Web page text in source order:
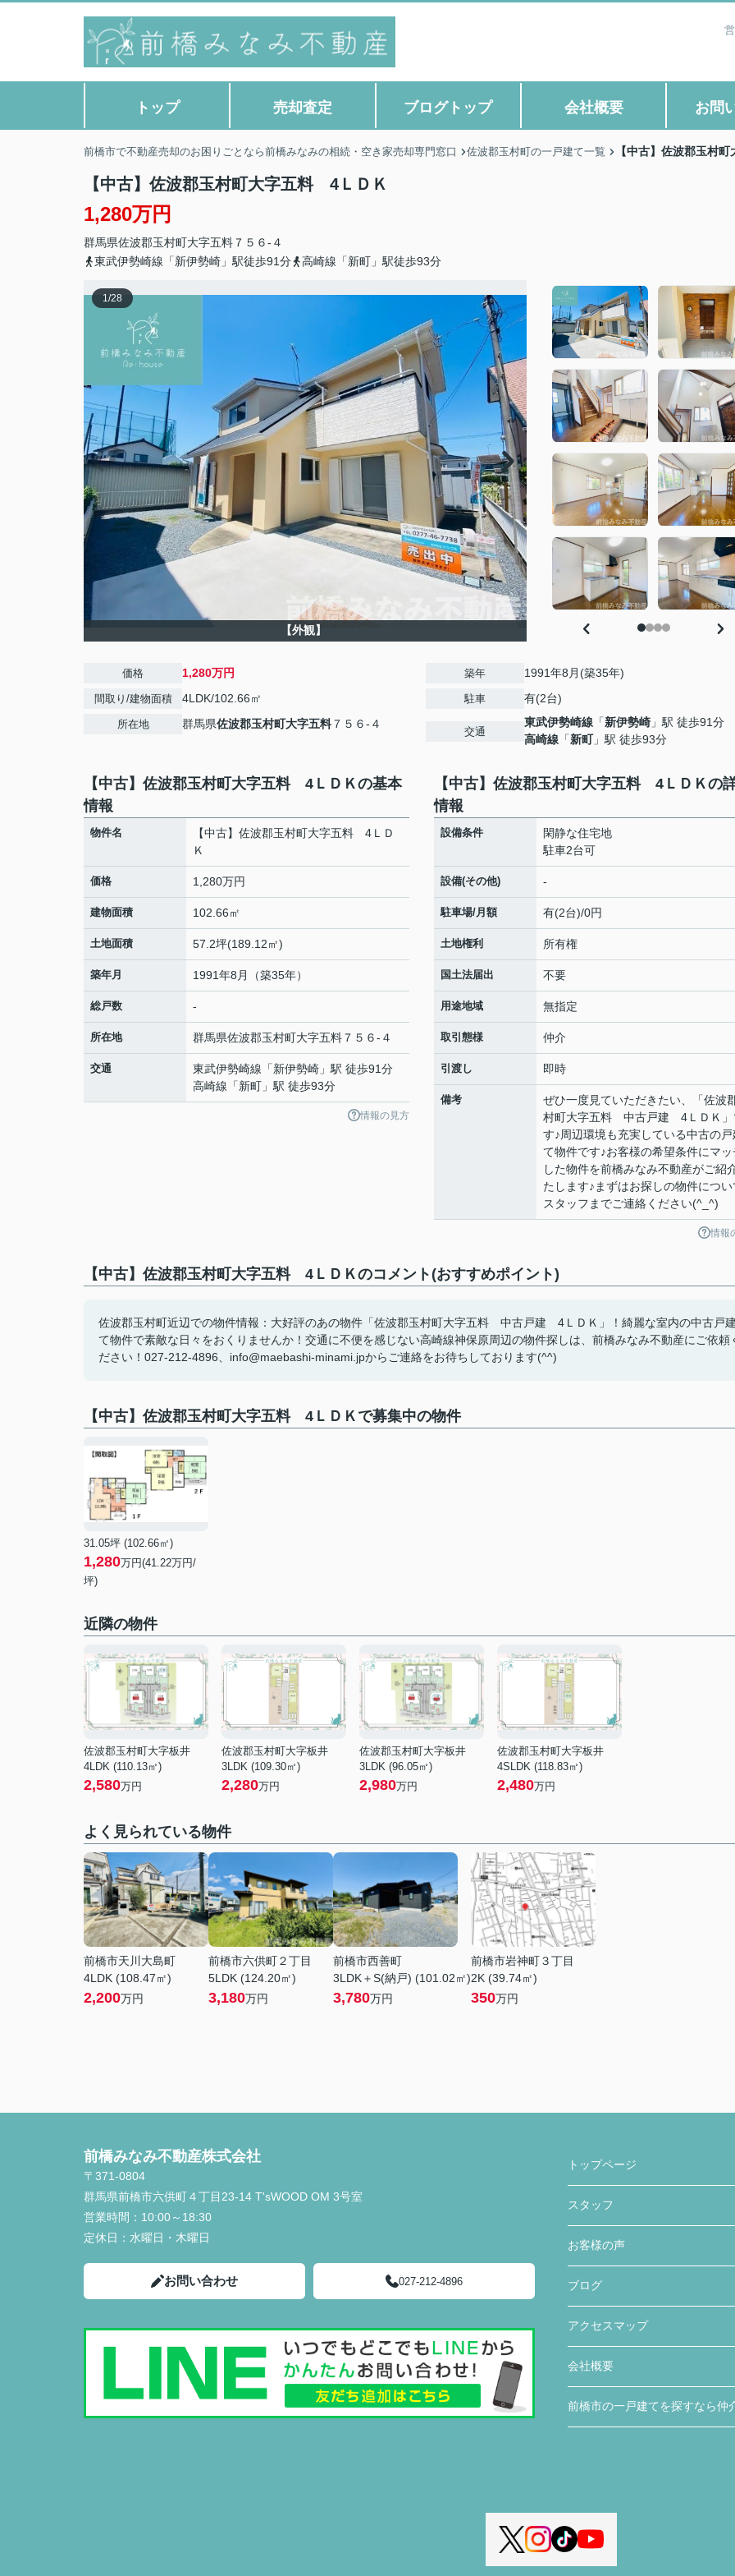
トップ 売却査定 ブログトップ 会社概要 お問
前橋市で不動産売却のお困りごとなら前橋みなみの相続・空き家売却専門窓口 佐波郡玉村町の一戸建て一覧 【中古】佐波郡玉村
【中古】佐波郡玉村町大字五料 4ＬＤＫ
1,280万円
群馬県佐波郡玉村町大字五料 ７５６-４
東武伊勢崎線「新伊勢崎」駅徒歩91分
高崎線「新町」駅徒歩93分
1/28
【外観】
価格 1,280万円
間取り/建物面積 4LDK/102.66㎡
所在地 群馬県佐波郡玉村町大字五料７５６-４
築年 1991年8月(築35年)
駐車 有(2台)
交通
東武伊勢崎線 「新伊勢崎 」駅 徒歩91分
高崎線 「新町」駅 徒歩93分
【中古】佐波郡玉村町大字五料 4ＬＤＫの基本
情報
物件名
【中古】佐波郡玉村町大字五料 4ＬＤ
Ｋ
価格 1,280万円
建物面積 102.66㎡
土地面積 57.2坪(189.12㎡)
築年月 1991年8月（築35年）
総戸数 -
所在地 群馬県佐波郡玉村町大字五料 ７５６-４
交通 東武伊勢崎線 「新伊勢崎 」駅 徒歩91分
高崎線 「新町 」駅 徒歩93分
情報の見方
【中古】佐波郡玉村町大字五料 4ＬＤＫの
情報
設備条件
閑静な住宅地
駐車2台可
設備(その他) -
駐車場/月額 有(2台)/0円
土地権利 所有権
国土法届出 不要
用途地域 無指定
取引態様 仲介
引渡し 即時
備考
ぜひ一度見ていただきたい、「佐波
村町大字五料 中古戸建 4ＬＤＫ」
す♪周辺環境も充実している中古の戸
て物件です♪お客様の希望条件にマッ
した物件を前橋みなみ不動産がご紹
たします♪まずはお探しの物件につい
スタッフまでご連絡ください(^_^)
情報
【中古】佐波郡玉村町大字五料 4ＬＤＫのコメント(おすすめポイント)
佐波郡玉村町近辺での物件情報：大好評のあの物件「佐波郡玉村町大字五料 中古戸建 4ＬＤＫ」！綺麗な室内の中古戸建
て物件で素敵な日々をおくりませんか！交通に不便を感じない高崎線神保原周辺の物件探しは、前橋みなみ不動産にご依頼
ださい！027-212-4896、info@maebashi-minami.jpからご連絡をお待ちしております(^^)
【中古】佐波郡玉村町大字五料 4ＬＤＫで募集中の物件
31.05坪 (102.66㎡)
1,280万円(41.22万円/
坪)
近隣の物件
佐波郡玉村町大字板井
4LDK (110.13㎡)
2,580万円
佐波郡玉村町大字板井
3LDK (109.30㎡)
2,280万円
佐波郡玉村町大字板井
3LDK (96.05㎡)
2,980万円
佐波郡玉村町大字板井
4SLDK (118.83㎡)
2,480万円
よく見られている物件
前橋市天川大島町
4LDK (108.47㎡)
2,200万円
前橋市六供町２丁目
5LDK (124.20㎡)
3,180万円
前橋市西善町
3LDK＋S(納戸) (101.02㎡)
3,780万円
前橋市岩神町３丁目
2K (39.74㎡)
350万円
前橋みなみ不動産株式会社
〒371-0804
群馬県前橋市六供町４丁目23‐14 T'sWOOD OM 3号室
営業時間： 10:00～18:30
定休日： 水曜日・木曜日
お問い合わせ 027-212-4896
トップページ
スタッフ
お客様の声
ブログ
アクセスマップ
会社概要
前橋市の一戸建てを探すなら仲